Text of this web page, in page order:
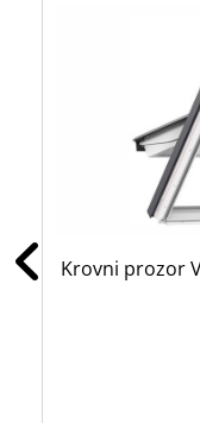
Krovni prozor